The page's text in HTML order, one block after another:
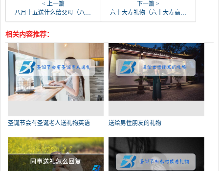
< 上一篇
八月十五送什么给父母（八月十五送什么给父母实惠）
下一篇 >
六十大寿礼物（六十大寿高级礼物）
相关内容推荐：
圣诞节会有圣诞老人送礼物英语 送给男性朋友的礼物